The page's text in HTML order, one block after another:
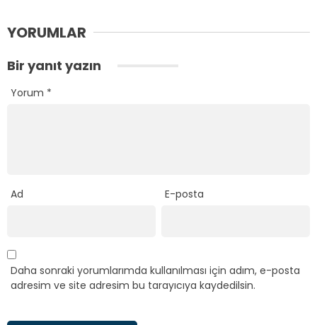
YORUMLAR
Bir yanıt yazın
Yorum *
Ad E-posta
Daha sonraki yorumlarımda kullanılması için adım, e-posta
adresim ve site adresim bu tarayıcıya kaydedilsin.